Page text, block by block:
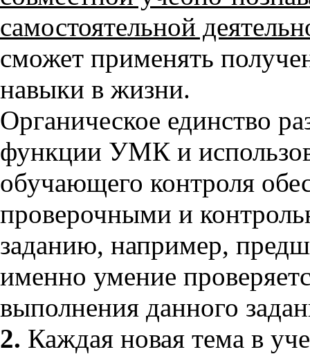
самостоятельной
сможет применять
навыки в жизни.
Органическое единство
функции УМК и
обучающего контроля
проверочными и
заданию, например,
именно умение
выполнения данного
2. Каждая новая тема в